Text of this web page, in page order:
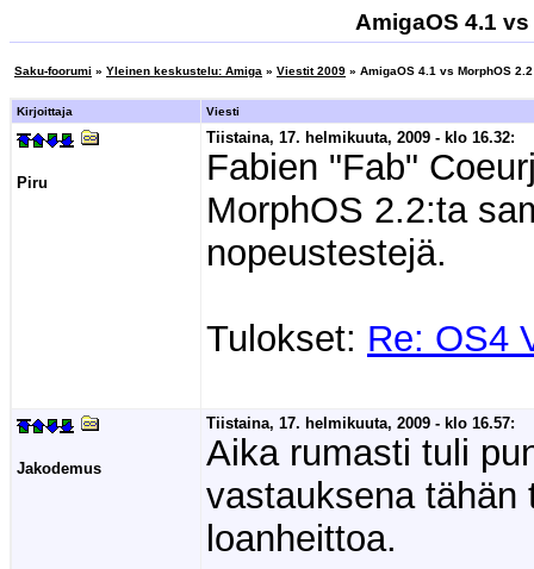
AmigaOS 4.1
Saku-foorumi » Yleinen keskustelu: Amiga » Viestit 2009 » AmigaOS 4.1 vs MorphOS
Kirjoittaja Viesti
Piru
Tiistaina, 17. helmikuuta, 2009 - klo 16.32:
Fabien "Fab"
MorphOS 2.2:ta
nopeustestejä.
Tulokset: Re: OS4
Jakodemus
Tiistaina, 17. helmikuuta, 2009 - klo 16.57:
Aika rumasti tuli
vastauksena tähän
loanheittoa.